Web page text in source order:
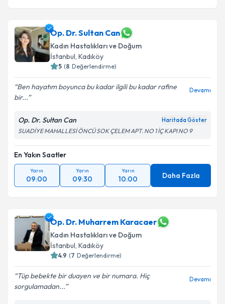
Op. Dr. Sultan Can
Kadın Hastalıkları ve Doğum
İstanbul, Kadıköy
5 (8 Değerlendirme)
Ben hayatım boyunca bu kadar ilgili bu kadar rafine
bir...
Devamı
Op. Dr. Sultan Can Haritada Göster
SUADİYE MAHALLESİ ÖNCÜ SOK ÇELEM APT. NO 1 İÇ KAPI NO 9
En Yakın Saatler
Yarın
09:00
Yarın
09:30
Yarın
10:00 Daha Fazla
Op. Dr. Muharrem Karacaer
Kadın Hastalıkları ve Doğum
İstanbul, Kadıköy
4.9 (7 Değerlendirme)
Tüp bebekte bir duayen ve bir numara. Hiç
sorgulamadan...
Devamı